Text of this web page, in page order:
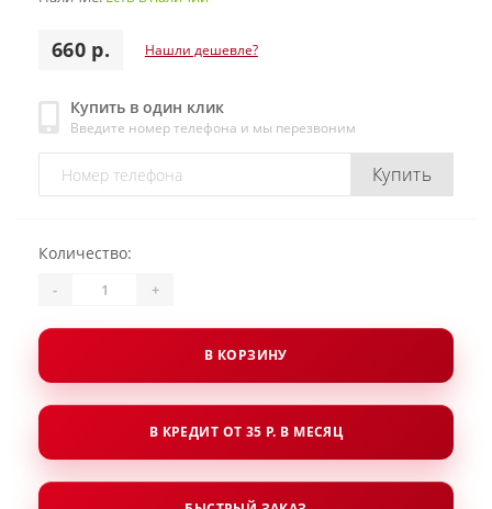
660 р. Нашли дешевле?
Купить в один клик
Введите номер телефона и мы перезвоним
Купить
Количество:
- +
В КОРЗИНУ
В КРЕДИТ ОТ 35 Р. В МЕСЯЦ